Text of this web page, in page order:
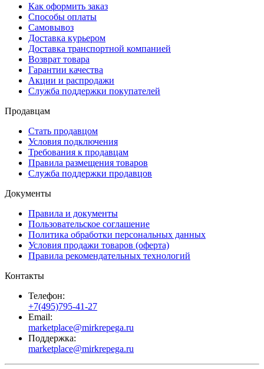
Как оформить заказ
Способы оплаты
Самовывоз
Доставка курьером
Доставка транспортной компанией
Возврат товара
Гарантии качества
Акции и распродажи
Служба поддержки покупателей
Продавцам
Стать продавцом
Условия подключения
Требования к продавцам
Правила размещения товаров
Служба поддержки продавцов
Документы
Правила и документы
Пользовательское соглашение
Политика обработки персональных данных
Условия продажи товаров (оферта)
Правила рекомендательных технологий
Контакты
Телефон:
+7(495)795-41-27
Email:
marketplace@mirkrepega.ru
Поддержка:
marketplace@mirkrepega.ru